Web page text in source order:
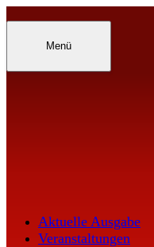
überspringen
Menü
Aktuelle Ausgabe
Veranstaltungen